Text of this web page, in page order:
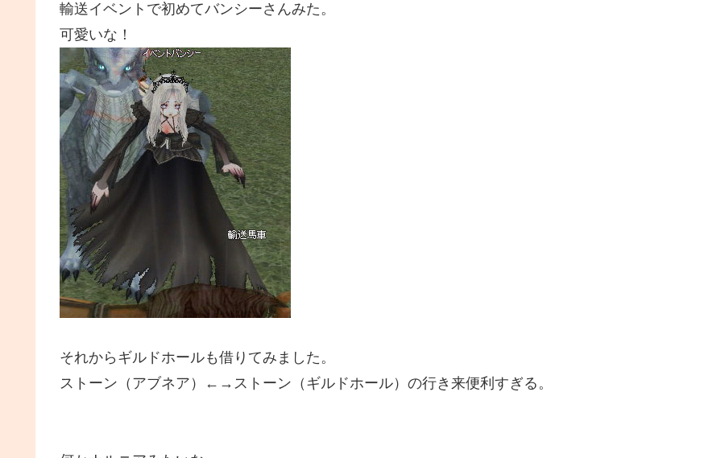
輸送イベントで初めてバンシーさんみた。
可愛いな！
それからギルドホールも借りてみました。
ストーン（アブネア）←→ストーン（ギルドホール）の行き来便利すぎる。